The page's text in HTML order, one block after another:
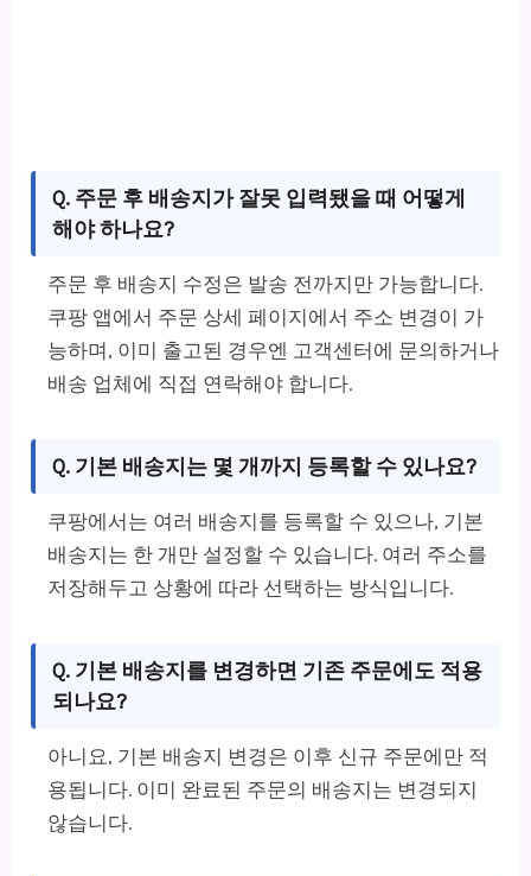
Q. 주문 후 배송지가 잘못 입력됐을 때 어떻게
해야 하나요?
주문 후 배송지 수정은 발송 전까지만 가능합니다.
쿠팡 앱에서 주문 상세 페이지에서 주소 변경이 가
능하며, 이미 출고된 경우엔 고객센터에 문의하거나
배송 업체에 직접 연락해야 합니다.
Q. 기본 배송지는 몇 개까지 등록할 수 있나요?
쿠팡에서는 여러 배송지를 등록할 수 있으나, 기본
배송지는 한 개만 설정할 수 있습니다. 여러 주소를
저장해두고 상황에 따라 선택하는 방식입니다.
Q. 기본 배송지를 변경하면 기존 주문에도 적용
되나요?
아니요, 기본 배송지 변경은 이후 신규 주문에만 적
용됩니다. 이미 완료된 주문의 배송지는 변경되지
않습니다.